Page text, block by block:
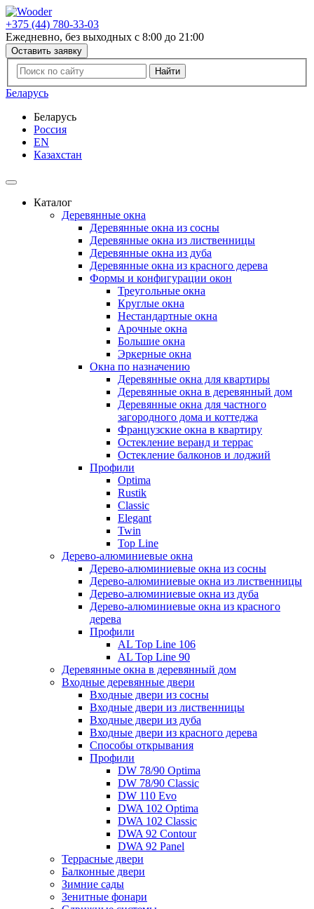
+375 (44) 780-33-03
Ежедневно, без выходных с 8:00 до 21:00
Оставить заявку
Беларусь
Беларусь
Россия
EN
Казахстан
Каталог
Деревянные окна
Деревянные окна из сосны
Деревянные окна из лиственницы
Деревянные окна из дуба
Деревянные окна из красного дерева
Формы и конфигурации окон
Треугольные окна
Круглые окна
Нестандартные окна
Арочные окна
Большие окна
Эркерные окна
Окна по назначению
Деревянные окна для квартиры
Деревянные окна в деревянный дом
Деревянные окна для частного
загородного дома и коттеджа
Французские окна в квартиру
Остекление веранд и террас
Остекление балконов и лоджий
Профили
Optima
Rustik
Classic
Elegant
Twin
Top Line
Дерево-алюминиевые окна
Дерево-алюминиевые окна из сосны
Дерево-алюминиевые окна из лиственницы
Дерево-алюминиевые окна из дуба
Дерево-алюминиевые окна из красного
дерева
Профили
AL Top Line 106
AL Top Line 90
Деревянные окна в деревянный дом
Входные деревянные двери
Входные двери из сосны
Входные двери из лиственницы
Входные двери из дуба
Входные двери из красного дерева
Способы открывания
Профили
DW 78/90 Optima
DW 78/90 Classic
DW 110 Evo
DWA 102 Optima
DWA 102 Classic
DWA 92 Contour
DWA 92 Panel
Террасные двери
Балконные двери
Зимние сады
Зенитные фонари